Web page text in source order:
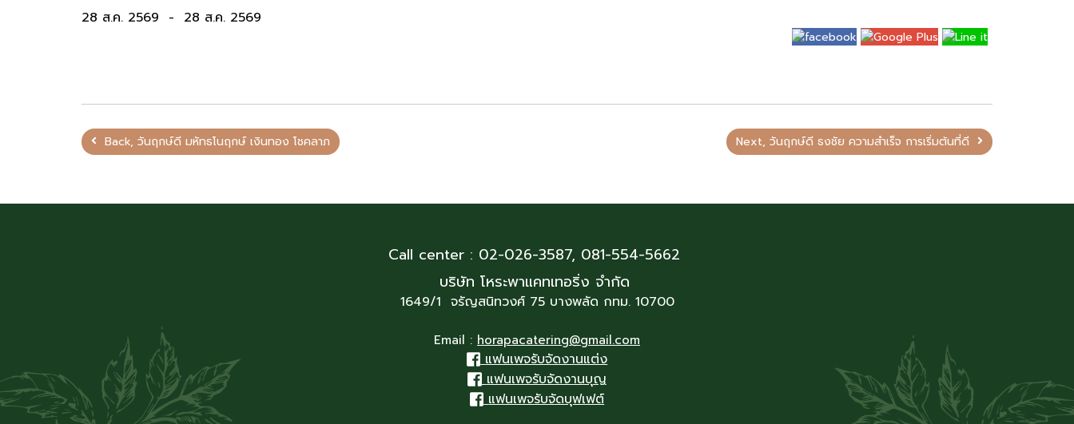
28 ส.ค. 2569 - 28 ส.ค. 2569
Back, วันฤกษ์ดี มหัทธโนฤกษ์ เงินทอง โชคลาภ Next, วันฤกษ์ดี ธงชัย ความสำเร็จ การเริ่มต้นที่ดี
Call center : 02-026-3587, 081-554-5662
บริษัท โหระพาแคทเทอริ่ง จำกัด
1649/1 จรัญสนิทวงศ์ 75 บางพลัด กทม. 10700
Email : horapacatering@gmail.com
แฟนเพจรับจัดงานแต่ง
แฟนเพจรับจัดงานบุญ
แฟนเพจรับจัดบุฟเฟต์